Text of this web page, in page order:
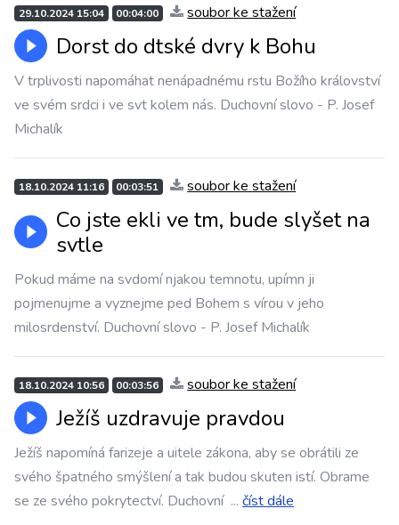
29.10.2024 15:04 00:04:00 soubor ke stažení
Dorst do dtské dvry k Bohu
V trplivosti napomáhat nenápadnému rstu Božího království
ve svém srdci i ve svt kolem nás. Duchovní slovo - P. Josef
Michalík
18.10.2024 11:16 00:03:51 soubor ke stažení
Co jste ekli ve tm, bude slyšet na
svtle
Pokud máme na svdomí njakou temnotu, upímn ji
pojmenujme a vyznejme ped Bohem s vírou v jeho
milosrdenství. Duchovní slovo - P. Josef Michalík
18.10.2024 10:56 00:03:56 soubor ke stažení
Ježíš uzdravuje pravdou
Ježíš napomíná farizeje a uitele zákona, aby se obrátili ze
svého špatného smýšlení a tak budou skuten istí. Obrame
se ze svého pokrytectví. Duchovní ... číst dále